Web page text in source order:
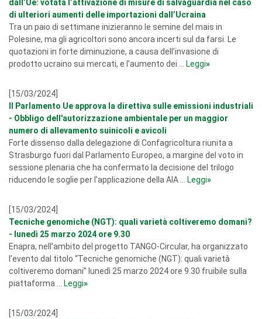
dall’Ue: votata l’attivazione di misure di salvaguardia nel caso
di ulteriori aumenti delle importazioni dall’Ucraina
Tra un paio di settimane inizieranno le semine del mais in
Polesine, ma gli agricoltori sono ancora incerti sul da farsi. Le
quotazioni in forte diminuzione, a causa dell’invasione di
prodotto ucraino sui mercati, e l’aumento dei ...
Leggi»
[15/03/2024]
Il Parlamento Ue approva la direttiva sulle emissioni industriali
- Obbligo dell'autorizzazione ambientale per un maggior
numero di allevamento suinicoli e avicoli
Forte dissenso dalla delegazione di Confagricoltura riunita a
Strasburgo fuori dal Parlamento Europeo, a margine del voto in
sessione plenaria che ha confermato la decisione del trilogo
riducendo le soglie per l’applicazione della AIA ...
Leggi»
[15/03/2024]
Tecniche genomiche (NGT): quali varietà coltiveremo domani?
- lunedì 25 marzo 2024 ore 9.30
Enapra, nell’ambito del progetto TANGO-Circular, ha organizzato
l’evento dal titolo “Tecniche genomiche (NGT): quali varietà
coltiveremo domani” lunedì 25 marzo 2024 ore 9.30 fruibile sulla
piattaforma ...
Leggi»
[15/03/2024]